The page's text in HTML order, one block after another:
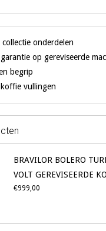
collectie onderdelen
op gereviseerde
begrip
vullingen
BRAVILOR BOLERO
VOLT GEREVISEERDE
€999,00